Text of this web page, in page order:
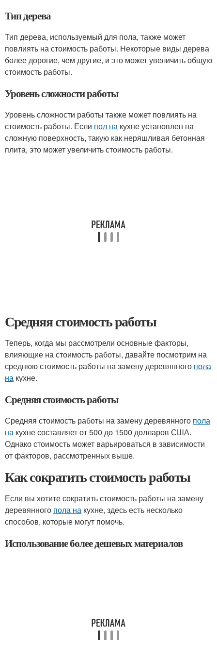
Тип дерева
Тип дерева, используемый для пола, также может
повлиять на стоимость работы. Некоторые виды дерева
более дорогие, чем другие, и это может увеличить общую
стоимость работы.
Уровень сложности работы
Уровень сложности работы также может повлиять на
стоимость работы. Если пол на кухне установлен на
сложную поверхность, такую как неряшливая бетонная
плита, это может увеличить стоимость работы.
Средняя стоимость работы
Теперь, когда мы рассмотрели основные факторы,
влияющие на стоимость работы, давайте посмотрим на
среднюю стоимость работы на замену деревянного пола
на кухне.
Средняя стоимость работы
Средняя стоимость работы на замену деревянного пола
на кухне составляет от 500 до 1500 долларов США.
Однако стоимость может варьироваться в зависимости
от факторов, рассмотренных выше.
Как сократить стоимость работы
Если вы хотите сократить стоимость работы на замену
деревянного пола на кухне, здесь есть несколько
способов, которые могут помочь.
Использование более дешевых материалов